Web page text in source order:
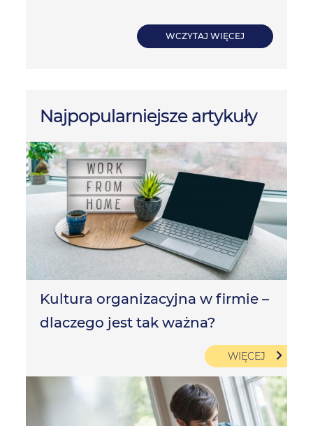
WCZYTAJ WIĘCEJ
Najpopularniejsze artykuły
Kultura organizacyjna w firmie –
dlaczego jest tak ważna?
WIĘCEJ